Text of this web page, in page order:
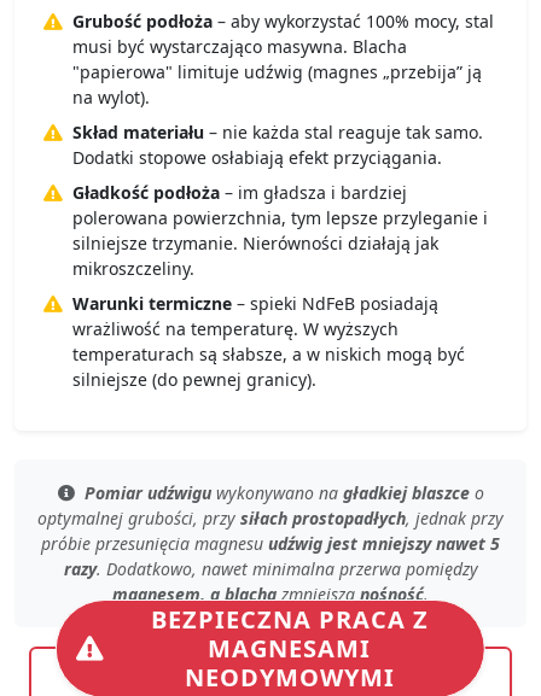
Grubość podłoża – aby wykorzystać 100% mocy, stal
musi być wystarczająco masywna. Blacha
"papierowa" limituje udźwig (magnes „przebija” ją
na wylot).
Skład materiału – nie każda stal reaguje tak samo.
Dodatki stopowe osłabiają efekt przyciągania.
Gładkość podłoża – im gładsza i bardziej
polerowana powierzchnia, tym lepsze przyleganie i
silniejsze trzymanie. Nierówności działają jak
mikroszczeliny.
Warunki termiczne – spieki NdFeB posiadają
wrażliwość na temperaturę. W wyższych
temperaturach są słabsze, a w niskich mogą być
silniejsze (do pewnej granicy).
Pomiar udźwiguwykonywano na gładkiej blaszceo
optymalnej grubości, przy siłach prostopadłych, jednak przy
próbie przesunięcia magnesu udźwig jest mniejszy nawet 5
razy. Dodatkowo, nawet minimalna przerwapomiędzy
magnesem, a blachą zmniejsza nośność.
BEZPIECZNA PRACA Z
MAGNESAMI
NEODYMOWYMI